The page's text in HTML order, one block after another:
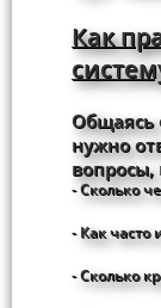
Как
Общаясь
нужно
- Сколько
- Как часто
- Сколько